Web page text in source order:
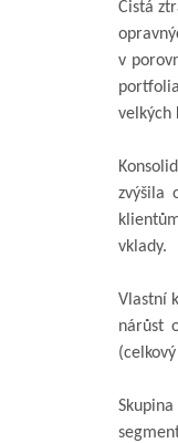
Čistá
v
velkých
zvýšila
vklady.
Vlastní
nárůst